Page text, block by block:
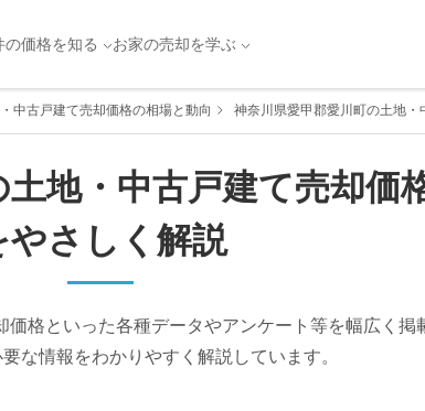
の価格を知る お家の売却を学ぶ
中古戸建て売却価格の相場と動向 神奈川県愛甲郡愛川町の土地
土地・中古戸建て売却価
やさしく解説
価格といった各種データやアンケート等を幅広く掲
な情報をわかりやすく解説しています。